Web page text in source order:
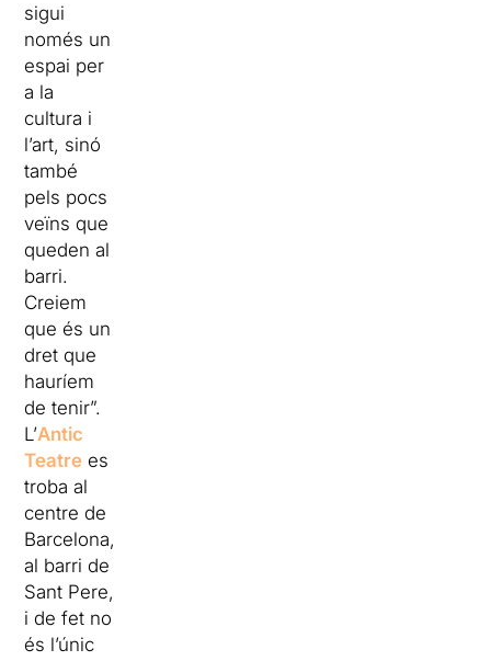
sigui
només un
espai per
a la
cultura i
l’art, sinó
també
pels pocs
veïns que
queden al
barri.
Creiem
que és un
dret que
hauríem
de tenir”.
L’Antic
Teatre es
troba al
centre de
Barcelona,
al barri de
Sant Pere,
i de fet no
és l’únic